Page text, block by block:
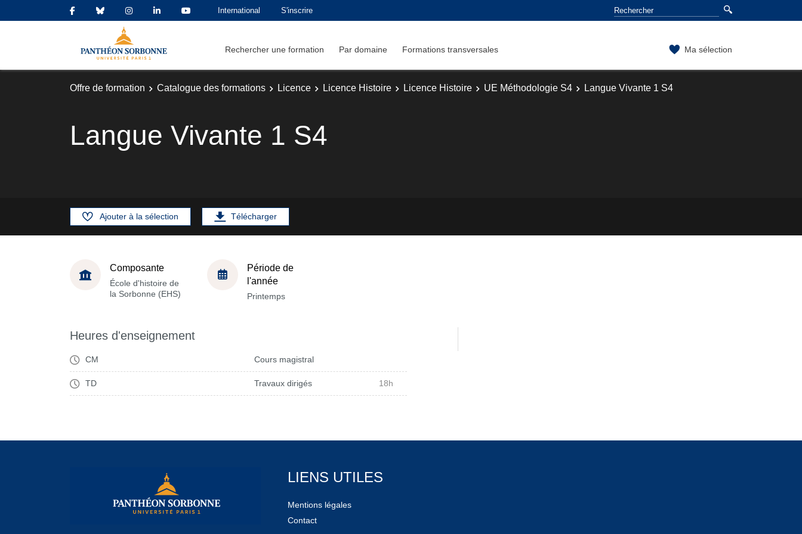
International S'inscrire
Rechercher une formation Par domaine Formations transversales Ma sélection
Offre de formation Catalogue des formations Licence Licence Histoire Licence Histoire UE Méthodologie S4 Langue Vivante 1 S4
Langue Vivante 1 S4
Ajouter à la sélection Télécharger
Composante
École d'histoire de
la Sorbonne (EHS)
Période de
l'année
Printemps
Heures d'enseignement
CM Cours magistral
TD Travaux dirigés 18h
LIENS UTILES
Mentions légales
Contact